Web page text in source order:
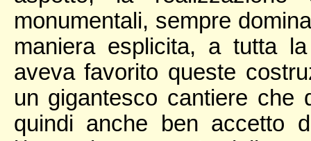
monumentali, sempre
maniera esplicita, a tutta
aveva favorito queste
un gigantesco cantiere che
quindi anche ben accetto